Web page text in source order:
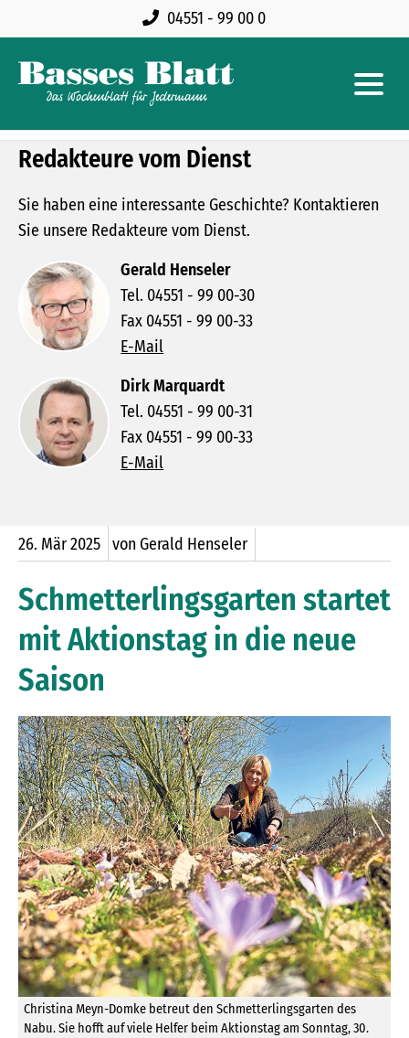
04551 - 99 00 0
Redakteure vom Dienst
Sie haben eine interessante Geschichte? Kontaktieren
Sie unsere Redakteure vom Dienst.
Gerald Henseler
Tel. 04551 - 99 00-30
Fax 04551 - 99 00-33
E-Mail
Dirk Marquardt
Tel. 04551 - 99 00-31
Fax 04551 - 99 00-33
E-Mail
26. Mär2025 von Gerald Henseler
Schmetterlingsgarten startet
mit Aktionstag in die neue
Saison
Christina Meyn-Domke betreut den Schmetterlingsgarten des
Nabu. Sie hofft auf viele Helfer beim Aktionstag am Sonntag, 30.